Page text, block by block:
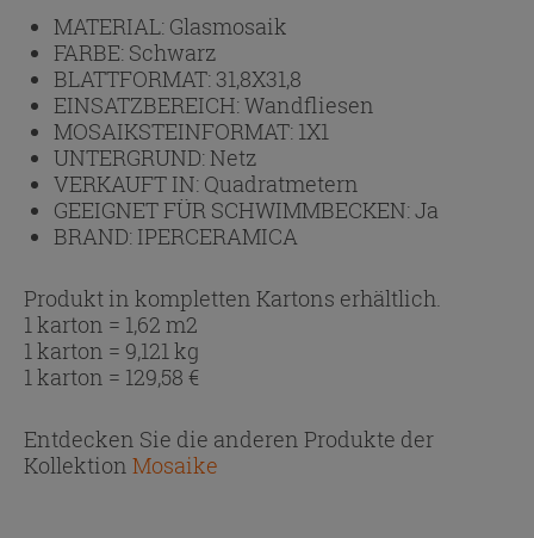
MATERIAL: Glasmosaik
FARBE: Schwarz
BLATTFORMAT: 31,8X31,8
EINSATZBEREICH:Wandfliesen
MOSAIKSTEINFORMAT: 1X1
UNTERGRUND:Netz
VERKAUFT IN: Quadratmetern
GEEIGNET FÜR SCHWIMMBECKEN:Ja
BRAND: IPERCERAMICA
Produkt in kompletten Kartons erhältlich.
1 karton = 1,62 m2
1 karton = 9,121 kg
1 karton = 129,58 €
Entdecken Sie die anderen Produkte der
Kollektion Mosaike